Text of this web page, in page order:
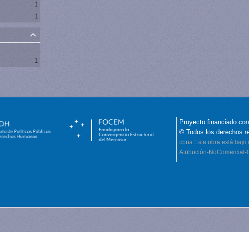
1
1
1
Proyecto financiado
© Todos los derechos
cbna Esta obra está
Atribución-NoComercial-